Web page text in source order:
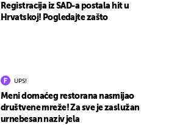
Registracija iz SAD-a postala hit u
Hrvatskoj! Pogledajte zašto
UPS!
Meni domaćeg restorana nasmijao
društvene mreže! Za sve je zaslužan
urnebesan naziv jela